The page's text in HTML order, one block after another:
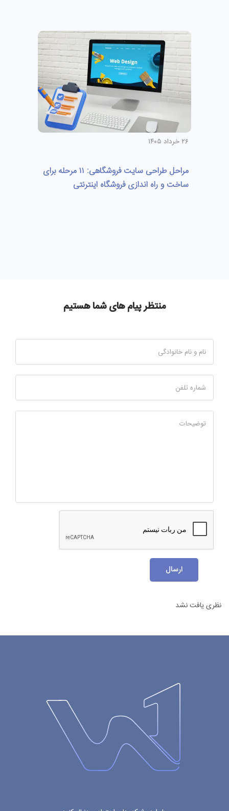
۲۶ خرداد ۱۴۰۵
مراحل طراحی سایت فروشگاهی: ۱۱ مرحله برای
ساخت و راه اندازی فروشگاه اینترنتی
منتظر پیام های شما هستیم
نام و نام خانوادگی
شماره تلفن
توضیحات
ارسال
نظری یافت نشد